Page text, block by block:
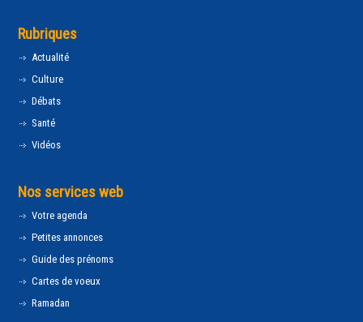
Rubriques
Actualité
Culture
Débats
Santé
Vidéos
Nos services web
Votre agenda
Petites annonces
Guide des prénoms
Cartes de voeux
Ramadan